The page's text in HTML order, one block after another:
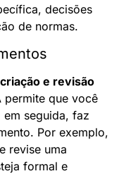
decisões
de normas.
criação e revisão
permite que você
seguida, faz
Por exemplo,
revise uma
formal e